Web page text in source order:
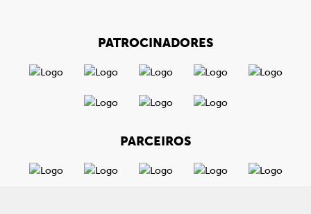
PATROCINADORES
PARCEIROS